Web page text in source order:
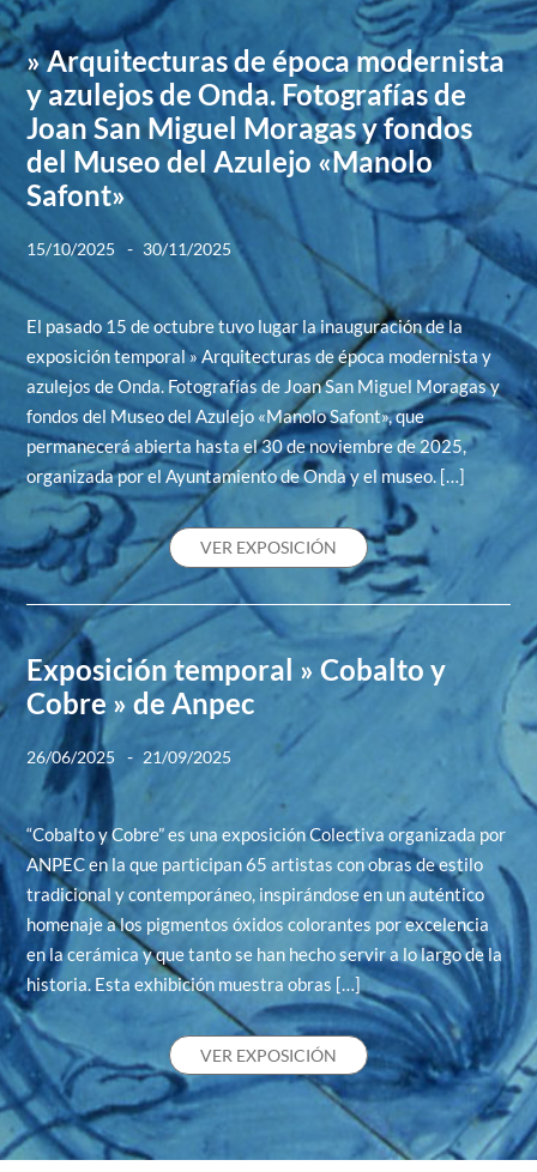
» Arquitecturas de época modernista
y azulejos de Onda. Fotografías de
Joan San Miguel Moragas y fondos
del Museo del Azulejo «Manolo
Safont»
15/10/2025 - 30/11/2025
El pasado 15 de octubre tuvo lugar la inauguración de la
exposición temporal » Arquitecturas de época modernista y
azulejos de Onda. Fotografías de Joan San Miguel Moragas y
fondos del Museo del Azulejo «Manolo Safont», que
permanecerá abierta hasta el 30 de noviembre de 2025,
organizada por el Ayuntamiento de Onda y el museo. […]
VER EXPOSICIÓN
Exposición temporal » Cobalto y
Cobre » de Anpec
26/06/2025 - 21/09/2025
“Cobalto y Cobre” es una exposición Colectiva organizada por
ANPEC en la que participan 65 artistas con obras de estilo
tradicional y contemporáneo, inspirándose en un auténtico
homenaje a los pigmentos óxidos colorantes por excelencia
en la cerámica y que tanto se han hecho servir a lo largo de la
historia. Esta exhibición muestra obras […]
VER EXPOSICIÓN